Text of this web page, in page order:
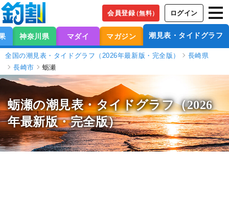
会員登録（無料） ログイン
神奈川県 マダイ マガジン 潮見表・タイドグラフ
全国の潮見表・タイドグラフ（2026年最新版・完全版）
長崎県
長崎市
蛎瀬
蛎瀬の潮見表・タイドグラフ（2026
年最新版・完全版）